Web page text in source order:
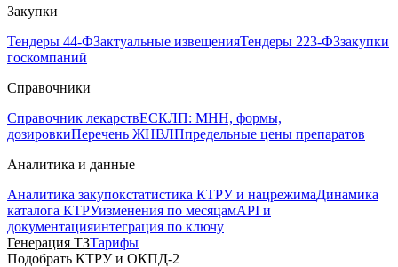
Закупки
Тендеры 44-ФЗактуальные извещенияТендеры 223-ФЗзакупки
госкомпаний
Справочники
Справочник лекарствЕСКЛП: МНН, формы,
дозировкиПеречень ЖНВЛПпредельные цены препаратов
Аналитика и данные
Аналитика закупокстатистика КТРУ и нацрежимаДинамика
каталога КТРУизменения по месяцамAPI и
документацияинтеграция по ключу
Генерация ТЗТарифы
Подобрать КТРУ и ОКПД-2